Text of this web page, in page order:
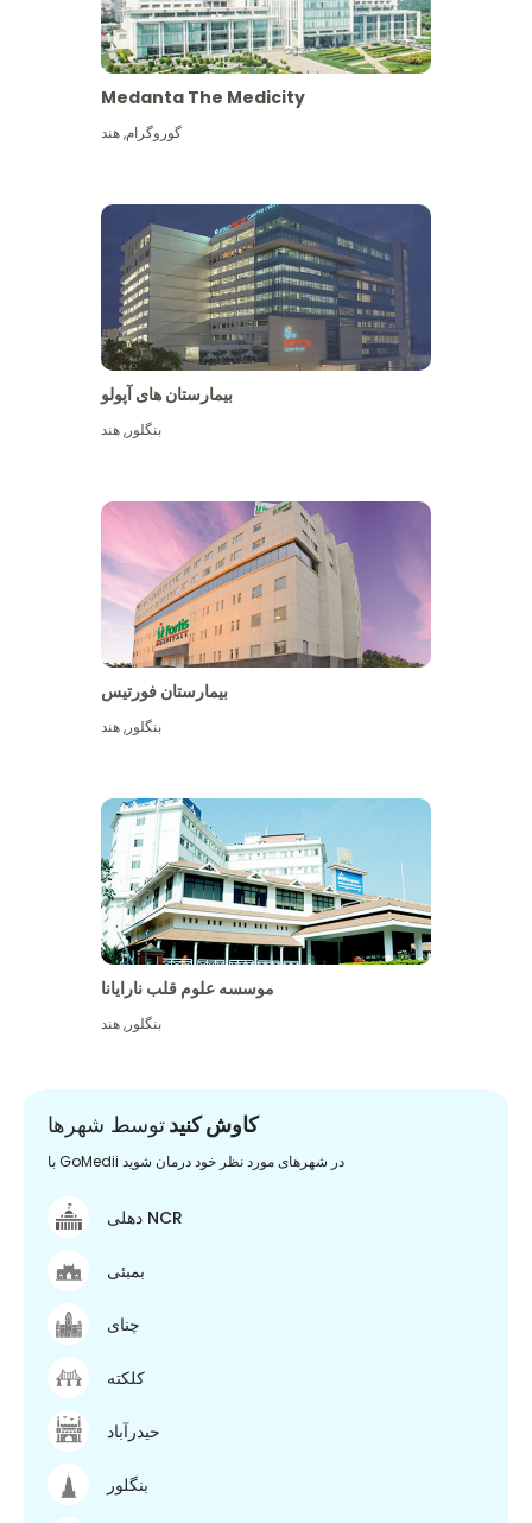
Medanta The Medicity
گوروگرام,هند
بیمارستان های آپولو
بنگلور,هند
بیمارستان فورتیس
بنگلور,هند
موسسه علوم قلب نارایانا
بنگلور,هند
کاوش کنیدتوسط شهرها
با GoMedii در شهرهای مورد نظر خود درمان شوید
دهلی NCR
بمبئی
چنای
کلکته
حیدرآباد
بنگلور